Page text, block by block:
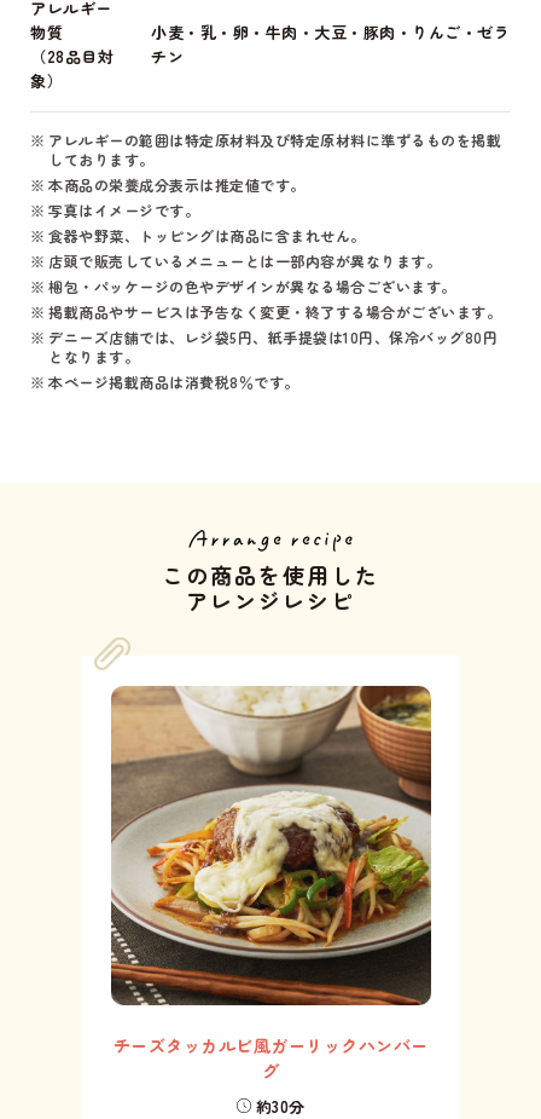
アレルギー
物質
（28品目対
象）
小麦・乳・卵・牛肉・大豆・豚肉・りんご・ゼラ
チン
アレルギーの範囲は特定原材料及び特定原材料に準ずるものを掲載
しております。
本商品の栄養成分表示は推定値です。
写真はイメージです。
食器や野菜、トッピングは商品に含まれせん。
店頭で販売しているメニューとは一部内容が異なります。
梱包・パッケージの色やデザインが異なる場合ございます。
掲載商品やサービスは予告なく変更・終了する場合がございます。
デニーズ店舗では、レジ袋5円、紙手提袋は10円、保冷バッグ80円
となります。
本ページ掲載商品は消費税8％です。
この商品を使用した
アレンジレシピ
チーズタッカルビ風ガーリックハンバー
グ
約30分